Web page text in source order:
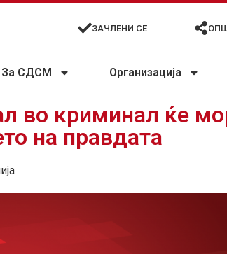
ЗАЧЛЕНИ СЕ
За СДСМ Организација
во криминал ќе
на правдата